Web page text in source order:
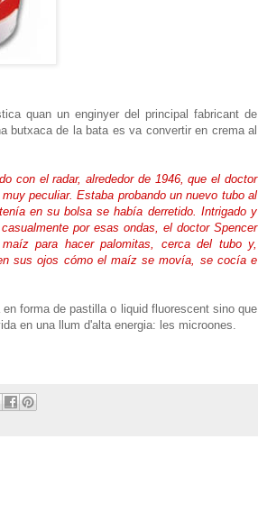
quan un enginyer del principal fabricant de
butxaca de la bata es va convertir en crema al
con el radar, alrededor de 1946, que el doctor
peculiar. Estaba probando un nuevo tubo al
en su bolsa se había derretido. Intrigado y
por esas ondas, el doctor Spencer
para hacer palomitas, cerca del tubo y,
sus ojos cómo el maíz se movía, se cocía e
forma de pastilla o liquid fluorescent sino que
en una llum d'alta energia: les microones.